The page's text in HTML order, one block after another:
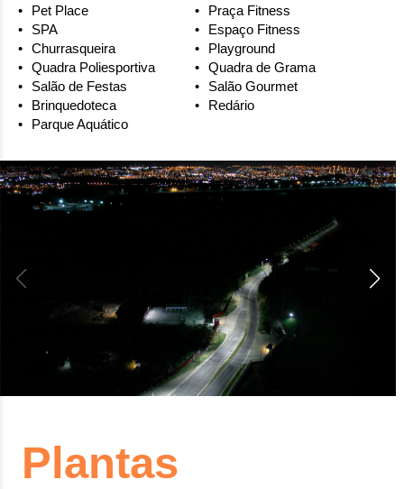
Pet Place
Praça Fitness
SPA
Espaço Fitness
Churrasqueira
Playground
Quadra Poliesportiva
Quadra de Grama
Salão de Festas
Salão Gourmet
Brinquedoteca
Redário
Parque Aquático
Plantas